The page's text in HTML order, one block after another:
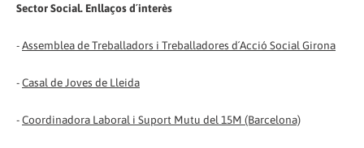
Sector Social. Enllaços d´interès
-Assemblea de Treballadors i Treballadores d´Acció Social Girona
-Casal de Joves de Lleida
-Coordinadora Laboral i Suport Mutu del 15M (Barcelona)